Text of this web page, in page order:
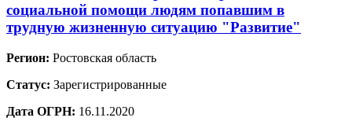
социальной помощи людям попавшим в
трудную жизненную ситуацию "Развитие"
Регион: Ростовская область
Статус: Зарегистрированные
Дата ОГРН: 16.11.2020